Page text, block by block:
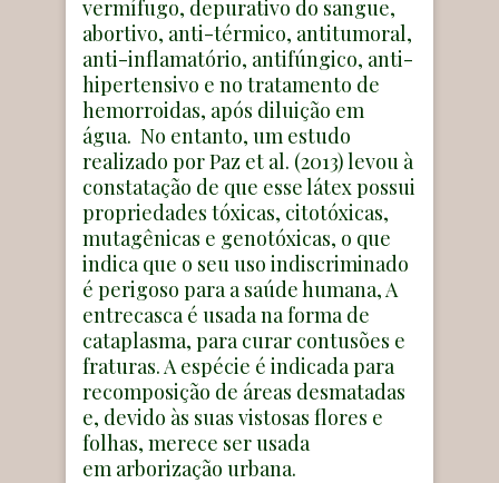
vermífugo, depurativo do sangue,
abortivo, anti-térmico, antitumoral,
anti-inflamatório, antifúngico, anti-
hipertensivo e no tratamento de
hemorroidas, após diluição em
água. No entanto, um estudo
realizado por Paz et al. (2013) levou à
constatação de que esse látex possui
propriedades tóxicas, citotóxicas,
mutagênicas e genotóxicas, o que
indica que o seu uso indiscriminado
é perigoso para a saúde humana, A
entrecasca é usada na forma de
cataplasma, para curar contusões e
fraturas. A espécie é indicada para
recomposição de áreas desmatadas
e, devido às suas vistosas flores e
folhas, merece ser usada
em arborização urbana.